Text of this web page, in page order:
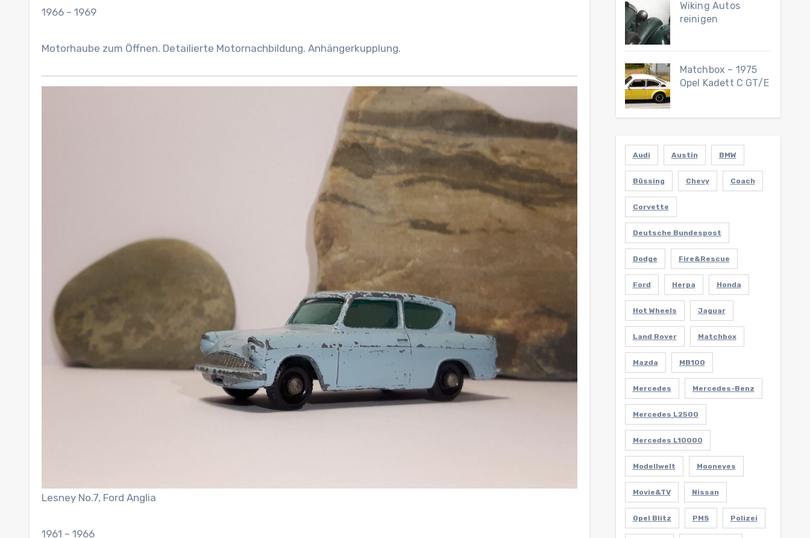
1966 – 1969
Motorhaube zum Öffnen. Detailierte Motornachbildung. Anhängerkupplung.
Lesney No.7, Ford Anglia
1961 – 1966
Wiking Autos
reinigen
Matchbox – 1975
Opel Kadett C GT/E
Audi Austin BMW
Büssing Chevy Coach
Corvette
Deutsche Bundespost
Dodge Fire&Rescue
Ford Herpa Honda
Hot Wheels Jaguar
Land Rover Matchbox
Mazda MB100
Mercedes Mercedes-Benz
Mercedes L2500
Mercedes L10000
Modellwelt Mooneyes
Movie&TV Nissan
Opel Blitz PMS Polizei